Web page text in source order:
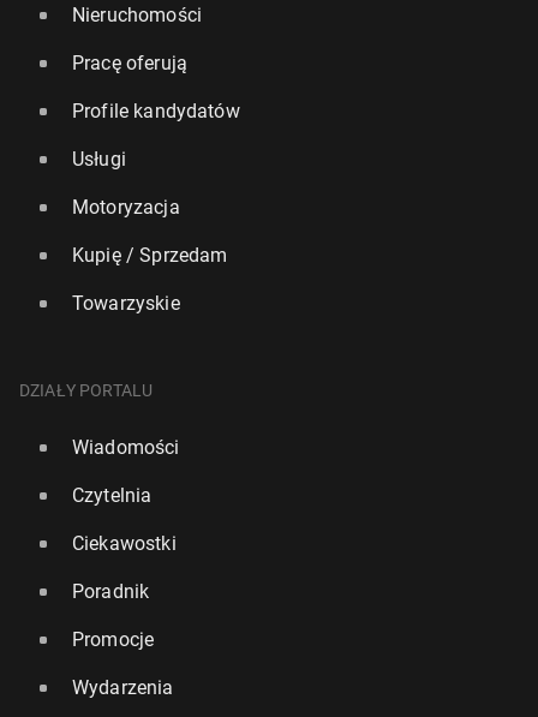
Nieruchomości
Pracę oferują
Profile kandydatów
Usługi
Motoryzacja
Kupię / Sprzedam
Towarzyskie
DZIAŁY PORTALU
Wiadomości
Czytelnia
Ciekawostki
Poradnik
Promocje
Wydarzenia